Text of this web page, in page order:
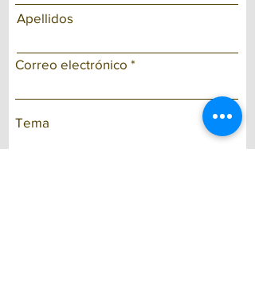
Apellidos
Correo electrónico
Tema